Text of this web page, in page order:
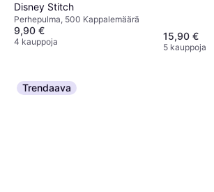
Disney Stitch
Perhepulma, 500 Kappalemäärä
9,90 €
4 kauppoja 15,90 €
5 kauppoja
Trendaava